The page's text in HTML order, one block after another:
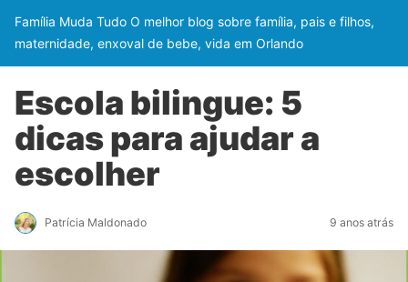
Família Muda Tudo O melhor blog sobre família, pais e filhos,
maternidade, enxoval de bebe, vida em Orlando
Escola bilingue: 5
dicas para ajudar a
escolher
Patrícia Maldonado 9 anos atrás